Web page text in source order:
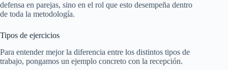
defensa en parejas, sino en el rol que esto desempeña dentro
de toda la metodología.
Tipos de ejercicios
Para entender mejor la diferencia entre los distintos tipos de
trabajo, pongamos un ejemplo concreto con la recepción.